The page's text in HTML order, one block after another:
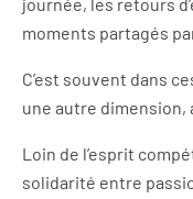
moments partagés
C’est souvent dans
une autre dimension,
Loin de l’esprit
solidarité entre